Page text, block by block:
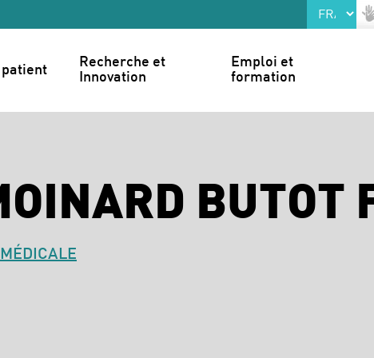
patient
Recherche et
Innovation
Emploi et
formation
BUTOT